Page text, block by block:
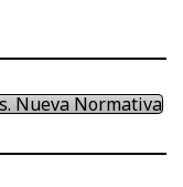
Nueva Normativa